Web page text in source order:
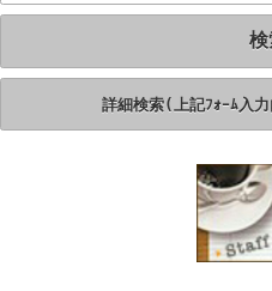
詳細検索(上記ﾌｫｰﾑ入